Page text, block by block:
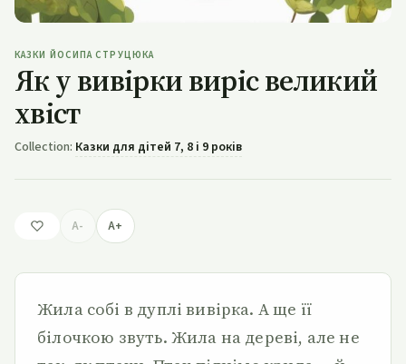
КАЗКИ ЙОСИПА СТРУЦЮКА
Як у вивірки виріс великий
хвіст
Collection: Казки для дітей 7, 8 і 9 років
A- A+
Жила собі в дуплі вивірка. А ще її
білочкою звуть. Жила на дереві, але не